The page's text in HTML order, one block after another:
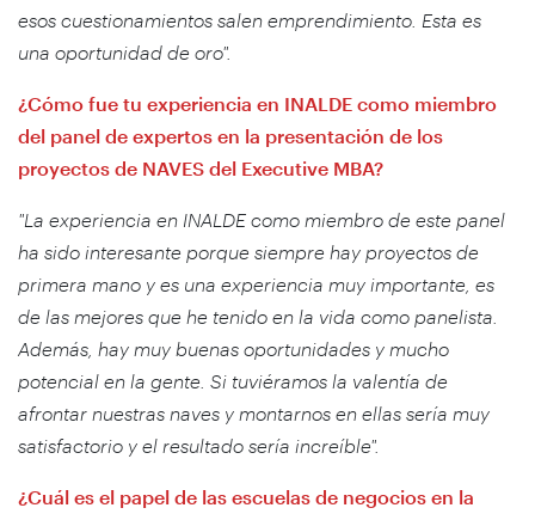
esos cuestionamientos salen emprendimiento. Esta es
una oportunidad de oro".
¿Cómo fue tu experiencia en INALDE como miembro
del panel de expertos en la presentación de los
proyectos de NAVES del Executive MBA?
"La experiencia en INALDE como miembro de este panel
ha sido interesante porque siempre hay proyectos de
primera mano y es una experiencia muy importante, es
de las mejores que he tenido en la vida como panelista.
Además, hay muy buenas oportunidades y mucho
potencial en la gente. Si tuviéramos la valentía de
afrontar nuestras naves y montarnos en ellas sería muy
satisfactorio y el resultado sería increíble".
¿Cuál es el papel de las escuelas de negocios en la